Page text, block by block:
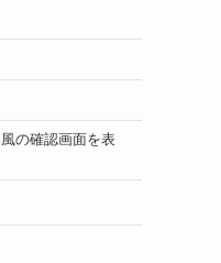
の確認画面を表